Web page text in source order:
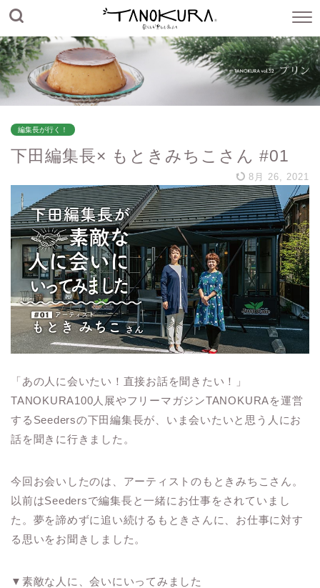
編集長が行く！
下田編集長× もときみちこさん #01
8月 26, 2021
「あの人に会いたい！直接お話を聞きたい！」
TANOKURA100人展やフリーマガジンTANOKURAを運営
するSeedersの下田編集長が、いま会いたいと思う人にお
話を聞きに行きました。
今回お会いしたのは、アーティストのもときみちこさん。
以前はSeedersで編集長と一緒にお仕事をされていまし
た。夢を諦めずに追い続けるもときさんに、お仕事に対す
る思いをお聞きしました。
▼素敵な人に、会いにいってみました